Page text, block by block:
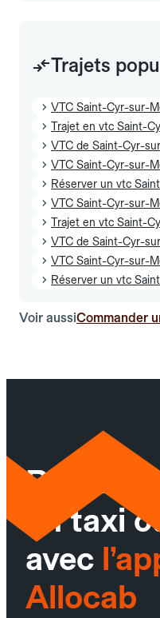
Trajets
VTC Saint-Cyr-sur-
Trajet en vtc Saint-
VTC de Saint-Cyr-
VTC Saint-Cyr-sur-
Réserver un vtc
VTC Saint-Cyr-sur-
Trajet en vtc Saint-
VTC de Saint-Cyr-
VTC Saint-Cyr-sur-
Réserver un vtc
Voir aussiCommander
un taxi
avec
Allocab